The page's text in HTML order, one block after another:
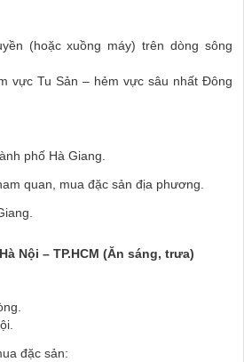
(hoặc xuồng máy) trên dòng sông
vực Tu Sản – hẻm vực sâu nhất Đông
phố Hà Giang.
quan, mua đặc sản địa phương.
Nội – TP.HCM (Ăn sáng, trưa)
đặc sản: